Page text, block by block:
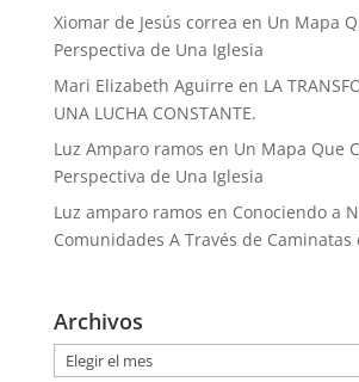
Xiomar de Jesús correa en Un Mapa
Perspectiva de Una Iglesia
Mari Elizabeth Aguirre en LA
UNA LUCHA CONSTANTE.
Luz Amparo ramos en Un Mapa Que
Perspectiva de Una Iglesia
Luz amparo ramos en Conociendo a
Comunidades A Través de Caminatas
Archivos
Archivos